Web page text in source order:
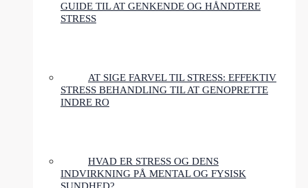
GUIDE TIL AT GENKENDE OG HÅNDTERE
STRESS
AT SIGE FARVEL TIL STRESS: EFFEKTIV
STRESS BEHANDLING TIL AT GENOPRETTE
INDRE RO
HVAD ER STRESS OG DENS
INDVIRKNING PÅ MENTAL OG FYSISK